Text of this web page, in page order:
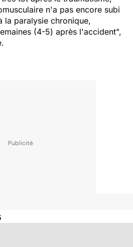
n'a pas encore subi
la paralysie chronique,
(4-5) après l'accident",